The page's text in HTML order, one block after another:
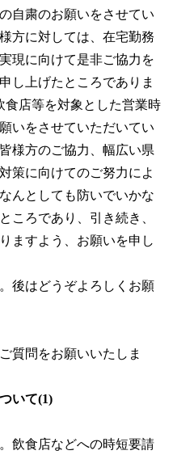
自粛のお願いをさせてい
方に対しては、在宅勤務
現に向けて是非ご協力を
し上げたところでありま
食店等を対象とした営業時
いをさせていただいてい
様方のご協力、幅広い県
策に向けてのご努力によ
んとしても防いでいかな
ころであり、引き続き、
ますよう、お願いを申し
後はどうぞよろしくお願
質問をお願いいたしま
いて(1)
飲食店などへの時短要請